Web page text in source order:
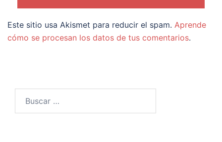
Este sitio usa Akismet para reducir el spam. Aprende
cómo se procesan los datos de tus comentarios.